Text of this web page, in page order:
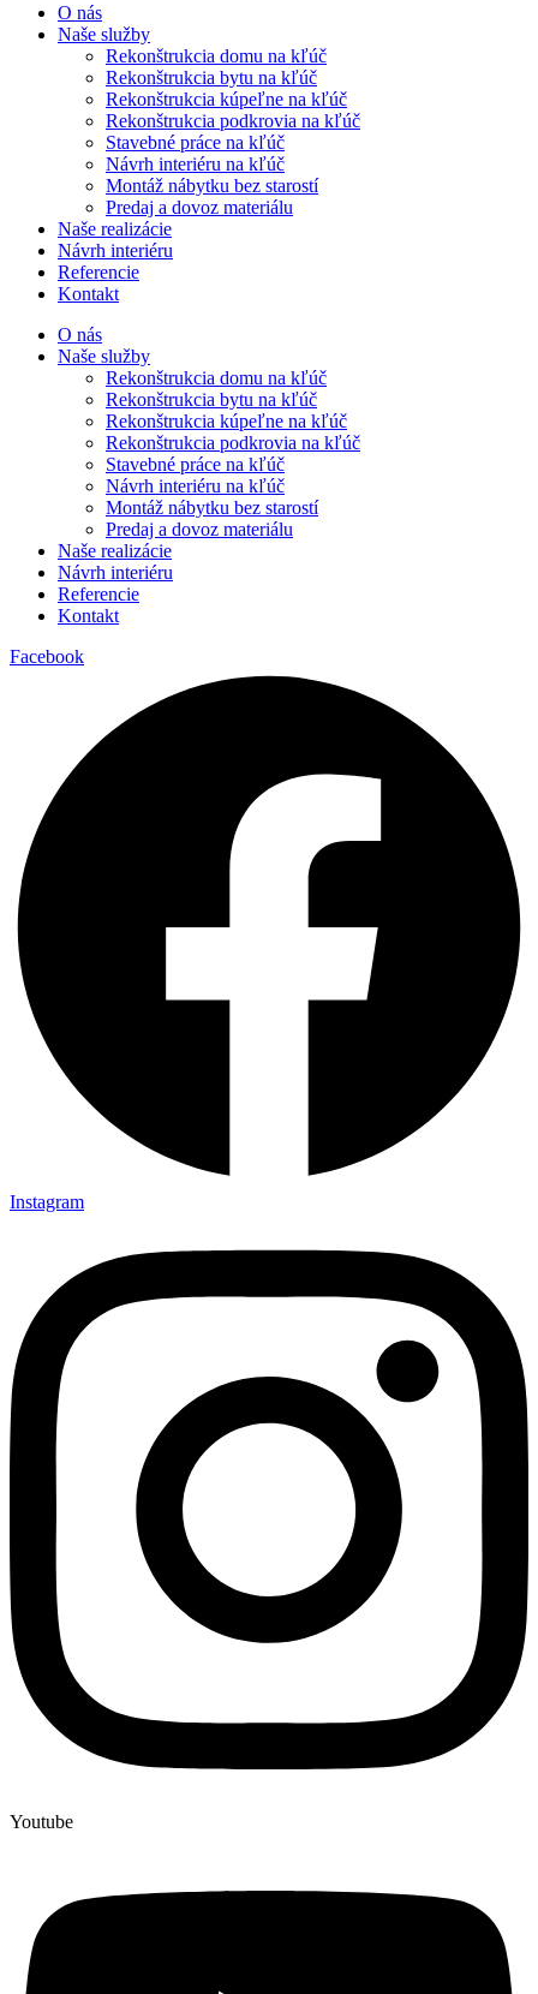
O nás
Naše služby
Rekonštrukcia domu na kľúč
Rekonštrukcia bytu na kľúč
Rekonštrukcia kúpeľne na kľúč
Rekonštrukcia podkrovia na kľúč
Stavebné práce na kľúč
Návrh interiéru na kľúč
Montáž nábytku bez starostí
Predaj a dovoz materiálu
Naše realizácie
Návrh interiéru
Referencie
Kontakt
O nás
Naše služby
Rekonštrukcia domu na kľúč
Rekonštrukcia bytu na kľúč
Rekonštrukcia kúpeľne na kľúč
Rekonštrukcia podkrovia na kľúč
Stavebné práce na kľúč
Návrh interiéru na kľúč
Montáž nábytku bez starostí
Predaj a dovoz materiálu
Naše realizácie
Návrh interiéru
Referencie
Kontakt
Facebook
Instagram
Youtube